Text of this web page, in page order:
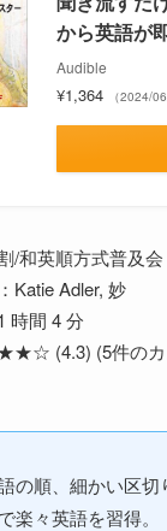
から英語が
Audible
¥1,364 （2024/
/和英順方式普及会
Katie Adler, 妙
時間 4 分
(4.3) (5件のカ
の順、細かい区
楽々英語を習得。